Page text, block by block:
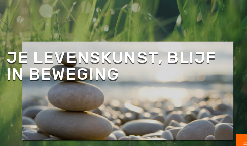
JE LEVENSKUNST, BLIJF
IN BEWEGING